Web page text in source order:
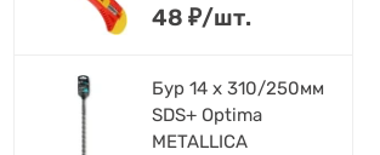
48 ₽/шт.
Бур 14 х 310/250мм
SDS+ Optima
METALLICA